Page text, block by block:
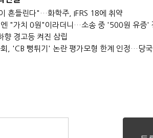
흔들린다"…화학주, IFRS 18에 취약
향 경고등 켜진 삼립